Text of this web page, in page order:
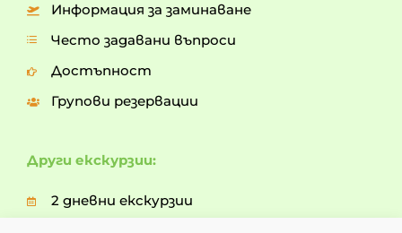
Други екскурзии:
2 дневни екскурзии
Информация за заминаване
Често задавани въпроси
Достъпност
Групови резервации